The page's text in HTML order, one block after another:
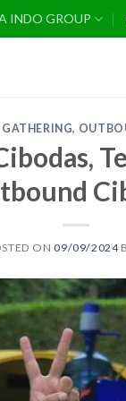
INDO GROUP
GATHERING,
ON09/09/2024